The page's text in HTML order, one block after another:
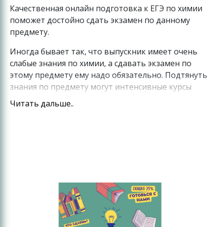
Качественная онлайн подготовка к ЕГЭ по химии
поможет достойно сдать экзамен по данному
предмету.
Иногда бывает так, что выпускник имеет очень
слабые знания по химии, а сдавать экзамен по
этому предмету ему надо обязательно. Подтянуть
знания по предмету могут интенсивные курсы
подготовки к ЕГЭ.
Особенности подготовки на
курсах ЕГЭ по химии
Читать дальше..